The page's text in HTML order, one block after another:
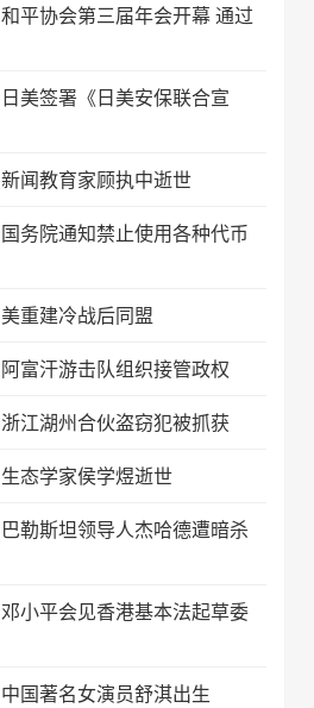
和平协会第三届年会开幕 通过
日美签署《日美安保联合宣
新闻教育家顾执中逝世
国务院通知禁止使用各种代币
美重建冷战后同盟
阿富汗游击队组织接管政权
浙江湖州合伙盗窃犯被抓获
生态学家侯学煜逝世
巴勒斯坦领导人杰哈德遭暗杀
邓小平会见香港基本法起草委
中国著名女演员舒淇出生